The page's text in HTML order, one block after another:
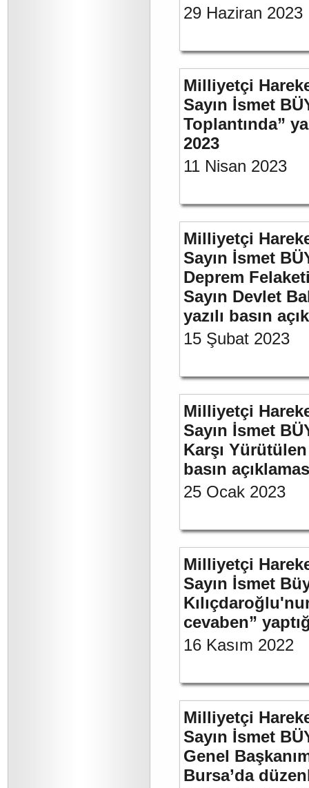
29 Haziran 2023
Milliyetçi
Sayın İsmet
Toplantında”
2023
11 Nisan 2023
Milliyetçi
Sayın İsmet
Deprem
Sayın Devlet
yazılı basın
15 Şubat 2023
Milliyetçi
Sayın İsmet
Karşı Yürütülen
basın
25 Ocak 2023
Milliyetçi
Sayın İsmet
cevaben”
16 Kasım 2022
Milliyetçi
Sayın İsmet
Genel
Bursa’da